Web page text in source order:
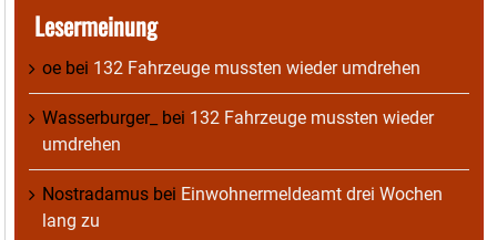
Lesermeinung
oe bei 132 Fahrzeuge mussten wieder umdrehen
Wasserburger_ bei 132 Fahrzeuge mussten wieder
umdrehen
Nostradamus bei Einwohnermeldeamt drei Wochen
lang zu